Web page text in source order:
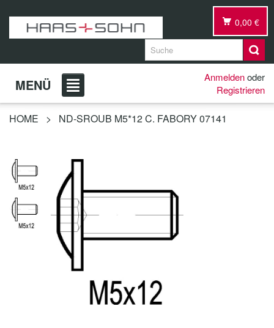
0,00 €
MENÜ Anmeldenoder
Registrieren
HOME > ND-SROUB M5*12 C. FABORY 07141